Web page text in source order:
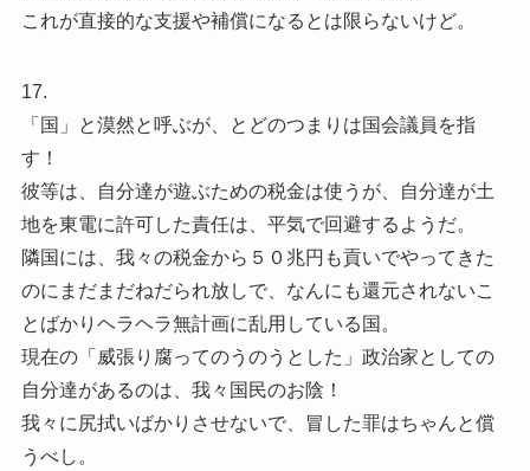
これが直接的な支援や補償になるとは限らないけど。
17.
「国」と漠然と呼ぶが、とどのつまりは国会議員を指
す！
彼等は、自分達が遊ぶための税金は使うが、自分達が土
地を東電に許可した責任は、平気で回避するようだ。
隣国には、我々の税金から５０兆円も貢いでやってきた
のにまだまだねだられ放しで、なんにも還元されないこ
とばかりヘラヘラ無計画に乱用している国。
現在の「威張り腐ってのうのうとした」政治家としての
自分達があるのは、我々国民のお陰！
我々に尻拭いばかりさせないで、冒した罪はちゃんと償
うべし。